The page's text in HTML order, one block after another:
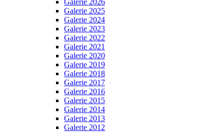
Galerie 2026
Galerie 2025
Galerie 2024
Galerie 2023
Galerie 2022
Galerie 2021
Galerie 2020
Galerie 2019
Galerie 2018
Galerie 2017
Galerie 2016
Galerie 2015
Galerie 2014
Galerie 2013
Galerie 2012